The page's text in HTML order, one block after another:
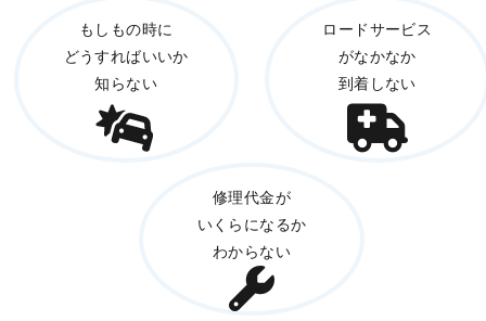
もしもの時に
どうすればいいか
知らない
ロードサービス
がなかなか
到着しない
修理代金が
いくらになるか
わからない